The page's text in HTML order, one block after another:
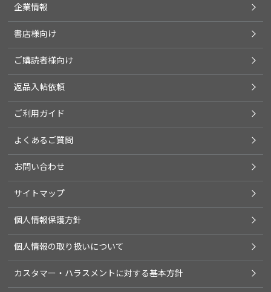
企業情報
書店様向け
ご購読者様向け
返品入帖依頼
ご利用ガイド
よくあるご質問
お問い合わせ
サイトマップ
個人情報保護方針
個人情報の取り扱いについて
カスタマー・ハラスメントに対する基本方針